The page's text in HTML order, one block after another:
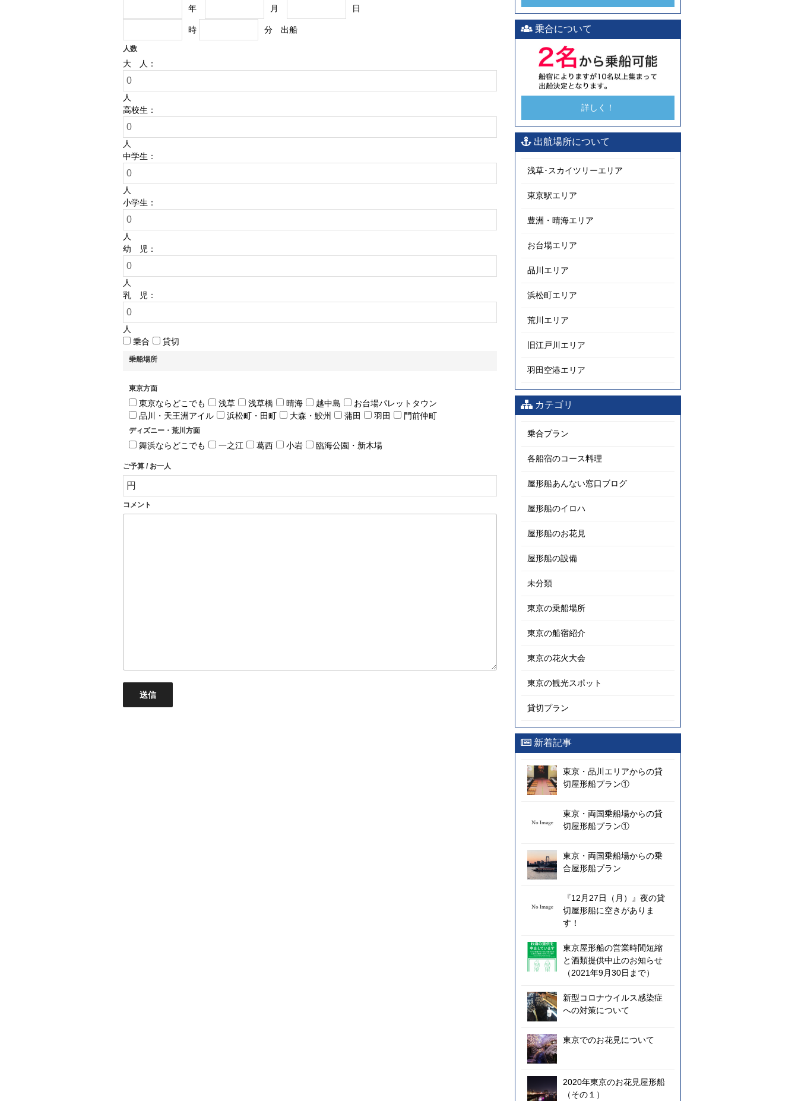
年 月 日
時 分 出船
人数
大 人：
人
高校生：
人
中学生：
人
小学生：
人
幼 児：
人
乳 児：
人
乗合
貸切
乗船場所
東京方面
東京ならどこでも 浅草 浅草橋 晴海 越中島
お台場パレットタウン
品川・天王洲アイル
浜松町・田町 大森・鮫州 蒲田 羽田 門前仲町
ディズニー・荒川方面
舞浜ならどこでも 一之江 葛西 小岩 臨海公園・新木場
ご予算 / お一人
コメント
乗合について
詳しく！
出航場所について
浅草･スカイツリーエリア
東京駅エリア
豊洲・晴海エリア
お台場エリア
品川エリア
浜松町エリア
荒川エリア
旧江戸川エリア
羽田空港エリア
カテゴリ
乗合プラン
各船宿のコース料理
屋形船あんない窓口ブログ
屋形船のイロハ
屋形船のお花見
屋形船の設備
未分類
東京の乗船場所
東京の船宿紹介
東京の花火大会
東京の観光スポット
貸切プラン
新着記事
東京・品川エリアからの貸
切屋形船プラン①
東京・両国乗船場からの貸
切屋形船プラン①
東京・両国乗船場からの乗
合屋形船プラン
『12月27日（月）』夜の貸
切屋形船に空きがありま
す！
東京屋形船の営業時間短縮
と酒類提供中止のお知らせ
（2021年9月30日まで）
新型コロナウイルス感染症
への対策について
東京でのお花見について
2020年東京のお花見屋形船
（その１）